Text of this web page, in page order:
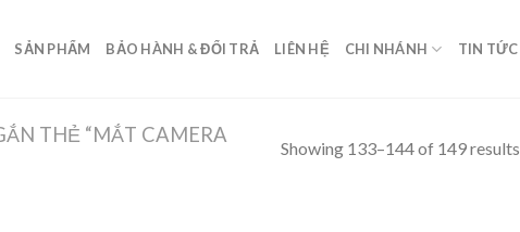
SẢN PHẨM BẢO HÀNH & ĐỔI TRẢ LIÊN HỆ CHI NHÁNH TIN TỨC
THẺ “MẮT CAMERA
Showing 133–144 of 149 results